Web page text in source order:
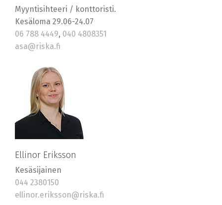
Myyntisihteeri / konttoristi.
Kesäloma 29.06-24.07
06 788 4449, 040 4808351
asa@riska.fi
Ellinor Eriksson
Kesäsijainen
044 2380150
ellinor.eriksson@riska.fi